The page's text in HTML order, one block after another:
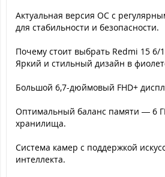
Актуальная версия ОС с
для стабильности и безопасности.
Почему стоит выбрать Redmi 15 6/
Яркий и стильный дизайн в
Большой 6,7-дюймовый FHD+
Оптимальный баланс памяти — 6
хранилища.
Система камер с поддержкой
интеллекта.